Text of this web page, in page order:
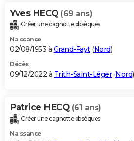
Yves HECQ (69 ans)
Créer une cagnotte obsèques
Naissance
02/08/1953 à Grand-Fayt(Nord)
Décès
09/12/2022 à Trith-Saint-Léger(Nord)
Patrice HECQ (61 ans)
Créer une cagnotte obsèques
Naissance